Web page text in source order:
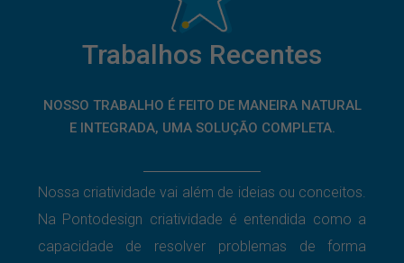
Trabalhos Recentes
NOSSO TRABALHO É FEITO DE MANEIRA NATURAL
E INTEGRADA, UMA SOLUÇÃO COMPLETA.
Nossa criatividade vai além de ideias ou conceitos.
Na Pontodesign criatividade é entendida como a
capacidade de resolver problemas de forma